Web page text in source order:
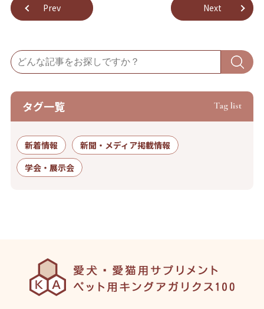
Prev Next
タグ⼀覧 Tag list
新着情報
新聞・メディア掲載情報
学会・展示会